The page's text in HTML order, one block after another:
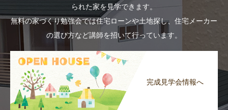
られた家を見学できます。
無料の家づくり勉強会では住宅ローンや土地探し、住宅メーカー
の選び方など講師を招いて行っています。
完成見学会情報へ